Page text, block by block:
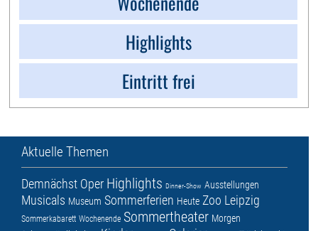
Highlights
Eintritt frei
Aktuelle Themen
Demnächst Oper Highlights Dinner-Show Ausstellungen
Musicals Museum Sommerferien Heute Zoo Leipzig
Sommerkabarett Wochenende Sommertheater Morgen